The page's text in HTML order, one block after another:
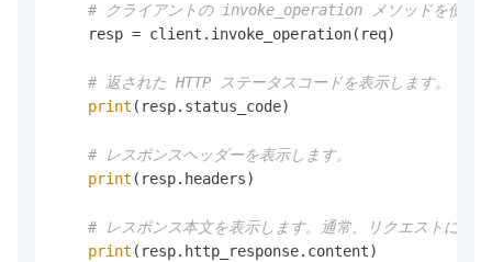
# クライアントの invoke_operation メソッドを使用し
    resp = client.invoke_operation(req)
# 返された HTTP ステータスコードを表示します。
print (resp.status_code)
# レスポンスヘッダーを表示します。
print (resp.headers)
# レスポンス本文を表示します。通常、リクエストによ
print (resp.http_response.content)